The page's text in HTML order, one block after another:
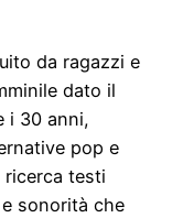
da ragazzi e
dato il
i 30 anni,
pop e
ricerca testi
sonorità che